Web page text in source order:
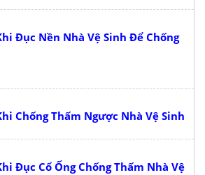
Đục Nền Nhà Vệ Sinh Để Chống
Chống Thấm Ngược Nhà Vệ Sinh
Đục Cổ Ống Chống Thấm Nhà Vệ